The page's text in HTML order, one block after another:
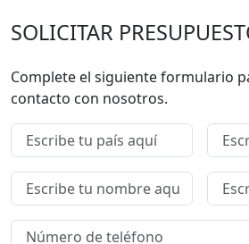
SOLICITAR
Complete el siguiente formulario
contacto con nosotros.